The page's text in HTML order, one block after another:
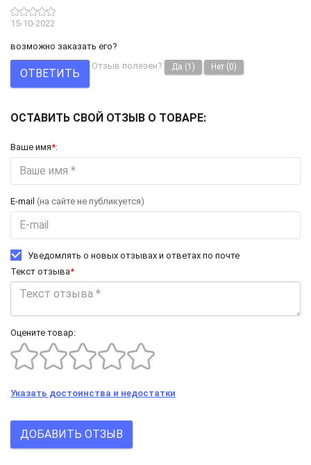
15-10-2022
возможно заказать его?
ОТВЕТИТЬ
Отзыв полезен? Да (1) Нет (0)
ОСТАВИТЬ СВОЙ ОТЗЫВ О ТОВАРЕ:
Ваше имя*:
E-mail (на сайте не публикуется)
Уведомлять о новых отзывах и ответах по почте
Текст отзыва*
Оцените товар:
Указать достоинства и недостатки
ДОБАВИТЬ ОТЗЫВ